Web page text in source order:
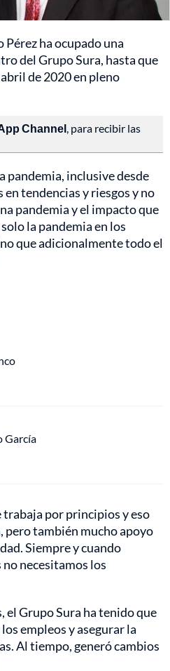
ha ocupado una
del Grupo Sura, hasta que
de 2020 en pleno
Channel, para recibir las
pandemia, inclusive desde
tendencias y riesgos y no
pandemia y el impacto que
la pandemia en los
que adicionalmente todo el
García
trabaja por principios y eso
pero también mucho apoyo
Siempre y cuando
necesitamos los
el Grupo Sura ha tenido que
empleos y asegurar la
Al tiempo, generó cambios